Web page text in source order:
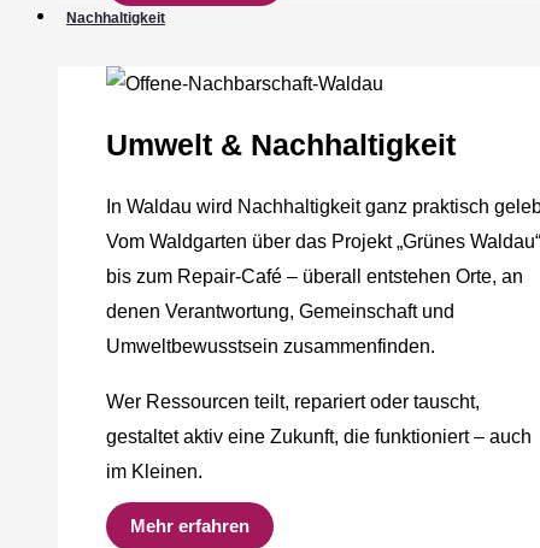
Nachhaltigkeit
Umwelt & Nachhaltigkeit
In Waldau wird Nachhaltigkeit ganz praktisch
Vom Waldgarten über das Projekt „Grünes Waldau“
bis zum Repair-Café – überall entstehen Orte, an
denen Verantwortung, Gemeinschaft und
Umweltbewusstsein zusammenfinden.
Wer Ressourcen teilt, repariert oder tauscht,
gestaltet aktiv eine Zukunft, die funktioniert – auch
im Kleinen.
Mehr erfahren